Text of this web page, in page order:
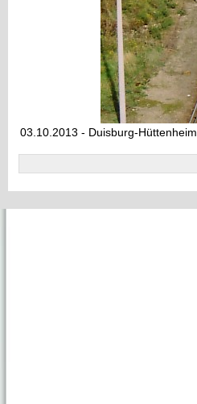
03.10.2013 - Duisburg-Hüttenheim